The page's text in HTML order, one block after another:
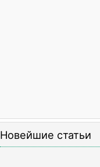
Новейшие статьи